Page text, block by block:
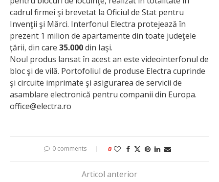
cadrul firmei şi brevetat la Oficiul de Stat pentru
Invenţii şi Mărci. Interfonul Electra protejează în
prezent 1 milion de apartamente din toate judeţele
ţării, din care 35.000din Iaşi.
Noul produs lansat în acest an este videointerfonul de
bloc şi de vilă. Portofoliul de produse Electra cuprinde
şi circuite imprimate şi asigurarea de servicii de
asamblare electronică pentru companii din Europa.
office@electra.ro
0 comments 0
Articol anterior